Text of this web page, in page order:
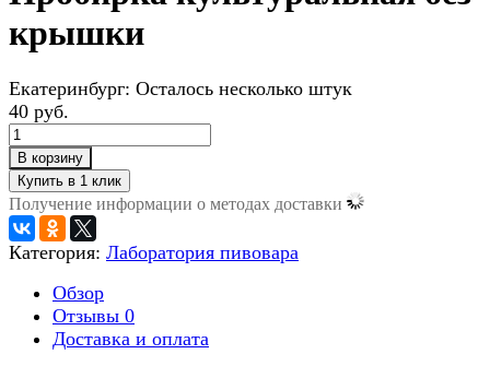
крышки
Екатеринбург: Осталось несколько штук
40 руб.
В корзину
Получение информации о методах доставки
Категория: Лаборатория пивовара
Обзор
Отзывы 0
Доставка и оплата